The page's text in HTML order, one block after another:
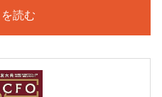
読む